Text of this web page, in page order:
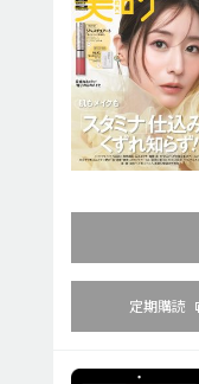
定期購読